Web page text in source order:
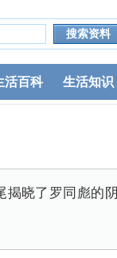
活百科 生活知识
揭晓了罗同彪的阴